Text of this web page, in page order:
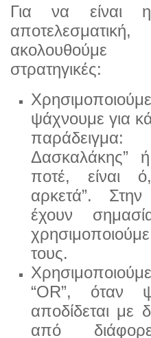
Για να είναι
στρατηγικές:
ψάχνουμε για
Δασκαλάκης”
ποτέ, είναι
αρκετά”.
έχουν
τους.
Χρησιμοποιούμε
“OR”, όταν
αποδίδεται με
από